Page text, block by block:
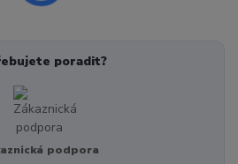
poradit?
podpora